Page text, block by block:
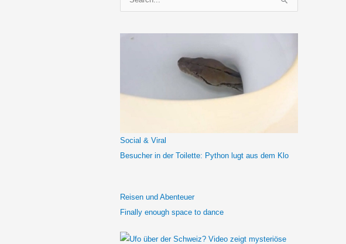
u
h
Social & Viral
Besucher in der Toilette: Python lugt aus dem Klo
Reisen und Abenteuer
Finally enough space to dance